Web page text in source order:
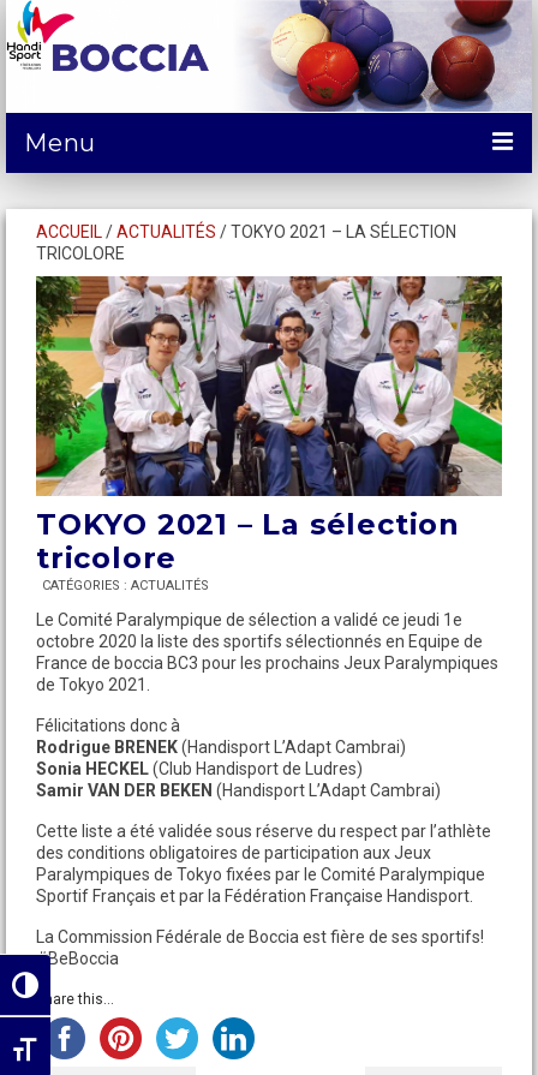
Passer en contraste élevé
Changer la taille de la police
Menu
ACTUALITÉS
DÉCOUVRIR
COMPÉTITIONS
SE FORMER et SERVICES
CALENDRIER
CONTACTS
SPONSORING/Dons
ACCUEIL /ACTUALITÉS /TOKYO 2021 – LA SÉLECTION
TRICOLORE
TOKYO 2021 – La sélection
tricolore
CATÉGORIES : ACTUALITÉS
Le Comité Paralympique de sélection a validé ce jeudi 1e
octobre 2020 la liste des sportifs sélectionnés en Equipe de
France de boccia BC3 pour les prochains Jeux Paralympiques
de Tokyo 2021.
Félicitations donc à
Rodrigue BRENEK(Handisport L’Adapt Cambrai)
Sonia HECKEL(Club Handisport de Ludres)
Samir VAN DER BEKEN (Handisport L’Adapt Cambrai)
Cette liste a été validée sous réserve du respect par l’athlète
des conditions obligatoires de participation aux Jeux
Paralympiques de Tokyo fixées par le Comité Paralympique
Sportif Français et par la Fédération Française Handisport.
La Commission Fédérale de Boccia est fière de ses sportifs!
#BeBoccia
Share this...